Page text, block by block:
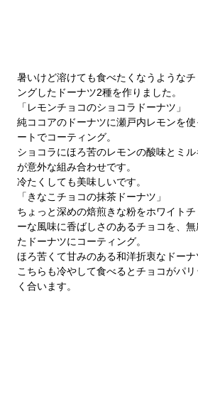
暑いけど溶けても食べたくなうような
ングしたドーナツ2種を作りました。
「レモンチョコのショコラドーナツ」
純ココアのドーナツに瀬戸内レモンを
ートでコーティング。
ショコラにほろ苦のレモンの酸味とミ
が意外な組み合わせです。
冷たくしても美味しいです。
「きなこチョコの抹茶ドーナツ」
ちょっと深めの焙煎きな粉をホワイト
ーな風味に香ばしさのあるチョコを、
たドーナツにコーティング。
ほろ苦くて甘みのある和洋折衷なドーナ
こちらも冷やして食べるとチョコがパ
く合います。